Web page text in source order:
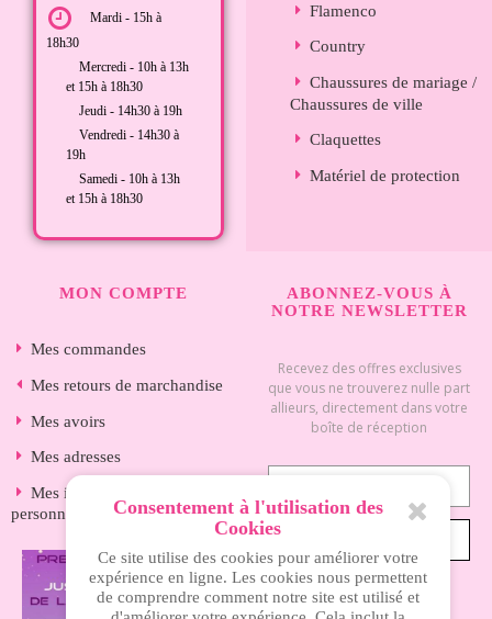
Mardi - 15h à
18h30
Mercredi - 10h à 13h
et 15h à 18h30
Jeudi - 14h30 à 19h
Vendredi - 14h30 à
19h
Samedi - 10h à 13h
et 15h à 18h30
Flamenco
Country
Chaussures de mariage /
Chaussures de ville
Claquettes
Matériel de protection
MON COMPTE
Mes commandes
Mes retours de marchandise
Mes avoirs
Mes adresses
Mes informations
personnelles
ABONNEZ-VOUS À
NOTRE NEWSLETTER
Recevez des offres exclusives
que vous ne trouverez nulle part
allieurs, directement dans votre
boîte de réception
Consentement à l'utilisation des
Cookies
Ce site utilise des cookies pour améliorer votre
expérience en ligne. Les cookies nous permettent
de comprendre comment notre site est utilisé et